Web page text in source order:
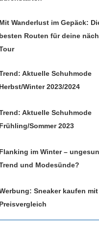
Mit Wanderlust im Gepäck:
besten Routen für deine
Aktuelle Schuhmode
Herbst/Winter 2023/2024
Aktuelle Schuhmode
Frühling/Sommer 2023
Flanking im Winter –
und Modesünde?
Sneaker kaufen
Preisvergleich